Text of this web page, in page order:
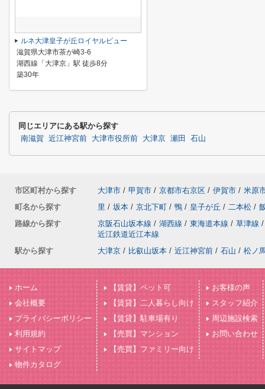
ルネ大津皇子が丘ロイヤルビュー
滋賀県大津市茶が崎3-6
湖西線「大津京」駅 徒歩8分
築30年
同じエリアにある駅から探す
南滋賀 近江神宮前 大津市役所前 大津京 瀬田 石山
市区町村から探す 大津市 / 甲賀市 / 京都市右京区 / 伊賀市 / 米原
町名から探す
里 / 坂本 / 京北下町 / 鴨 / 皇子が丘 / 二本松 /
路線から探す
京阪石山坂本線 / 湖西線 / 東海道本線 / 草津線 /
近江鉄道近江本線
駅から探す
大津京 / 比叡山坂本 / 近江神宮前 / 石山 / 松ノ
ホーム
会社概要
プライバシーポリシー
利用規約
サイトマップ
物件カタログ
【賃貸】ペット可
【賃貸】二人暮らし向け
【賃貸】駐車場有り
【売買】マンション
【売買】ファミリー向け
お客様の声
スタッフ紹介
周辺施設検索
お問い合わせ